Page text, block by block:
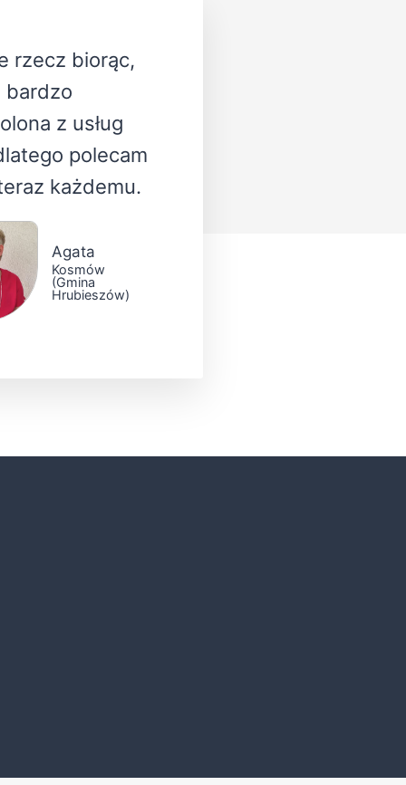
rzecz biorąc,
bardzo
z usług
polecam
każdemu.
Agata
Kosmów
(Gmina
Hrubieszów)